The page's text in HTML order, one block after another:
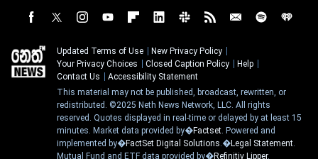
Updated Terms of Use
New Privacy Policy
Your Privacy Choices
Closed Caption Policy
Help
Contact Us
Accessibility Statement
This material may not be published, broadcast, rewritten, or
redistributed. ©2025 Neth News Network, LLC. All rights
reserved. Quotes displayed in real-time or delayed by at least 15
minutes. Market data provided by�Factset. Powered and
implemented by�FactSet Digital Solutions.�Legal Statement.
Mutual Fund and ETF data provided by�Refinitiv Lipper.